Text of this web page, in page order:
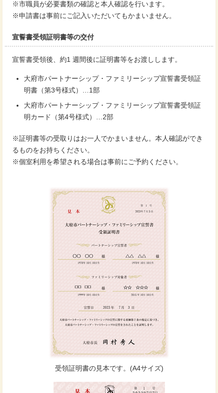
※市職員が必要書類の確認と本人確認を行います。
※申請書は事前にご記入いただいてもかまいません。
宣誓書受領証明書等の交付
宣誓書受領後、約1 週間後に証明書等をお渡しします。
大府市パートナーシップ・ファミリーシップ宣誓書受領証
明書（第3号様式）…1部
大府市パートナーシップ・ファミリーシップ宣誓書受領証
明カード（第4号様式）…2部
※証明書等の受取りはお一人でかまいません。本人確認ができ
るものをお持ちください。
※個室利用を希望される場合は事前にご予約ください。
受領証明書の見本です。(A4サイズ)